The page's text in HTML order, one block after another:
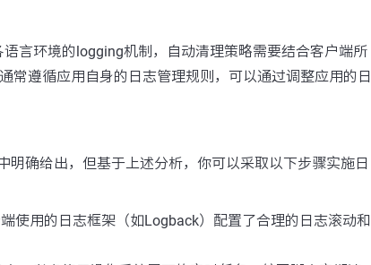
言环境的logging机制，自动清理策略需要结合客户端所
常遵循应用自身的日志管理规则，可以通过调整应用的日
明确给出，但基于上述分析，你可以采取以下步骤实施日
使用的日志框架（如Logback）配置了合理的日志滚动和